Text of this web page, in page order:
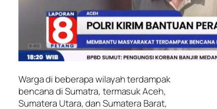
Warga di beberapa wilayah terdampak
bencana di Sumatra, termasuk Aceh,
Sumatera Utara, dan Sumatera Barat,